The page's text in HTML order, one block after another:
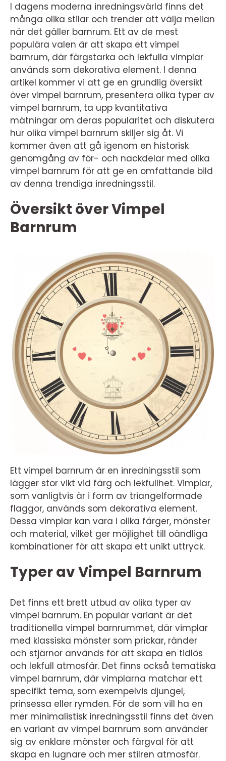
I dagens moderna inredningsvärld finns det
många olika stilar och trender att välja mellan
när det gäller barnrum. Ett av de mest
populära valen är att skapa ett vimpel
barnrum, där färgstarka och lekfulla vimplar
används som dekorativa element. I denna
artikel kommer vi att ge en grundlig översikt
över vimpel barnrum, presentera olika typer av
vimpel barnrum, ta upp kvantitativa
mätningar om deras popularitet och diskutera
hur olika vimpel barnrum skiljer sig åt. Vi
kommer även att gå igenom en historisk
genomgång av för- och nackdelar med olika
vimpel barnrum för att ge en omfattande bild
av denna trendiga inredningsstil.
Översikt över Vimpel
Barnrum
Ett vimpel barnrum är en inredningsstil som
lägger stor vikt vid färg och lekfullhet. Vimplar,
som vanligtvis är i form av triangelformade
flaggor, används som dekorativa element.
Dessa vimplar kan vara i olika färger, mönster
och material, vilket ger möjlighet till oändliga
kombinationer för att skapa ett unikt uttryck.
Typer av Vimpel Barnrum
Det finns ett brett utbud av olika typer av
vimpel barnrum. En populär variant är det
traditionella vimpel barnrummet, där vimplar
med klassiska mönster som prickar, ränder
och stjärnor används för att skapa en tidlös
och lekfull atmosfär. Det finns också tematiska
vimpel barnrum, där vimplarna matchar ett
specifikt tema, som exempelvis djungel,
prinsessa eller rymden. För de som vill ha en
mer minimalistisk inredningsstil finns det även
en variant av vimpel barnrum som använder
sig av enklare mönster och färgval för att
skapa en lugnare och mer stilren atmosfär.